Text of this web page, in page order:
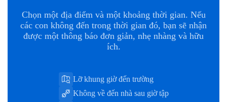
Chọn một địa điểm và một khoảng thời gian. Nếu
các con không đến trong thời gian đó, bạn sẽ nhận
được một thông báo đơn giản, nhẹ nhàng và hữu
ích.
Lỡ khung giờ đến trường
Không về đến nhà sau giờ tập